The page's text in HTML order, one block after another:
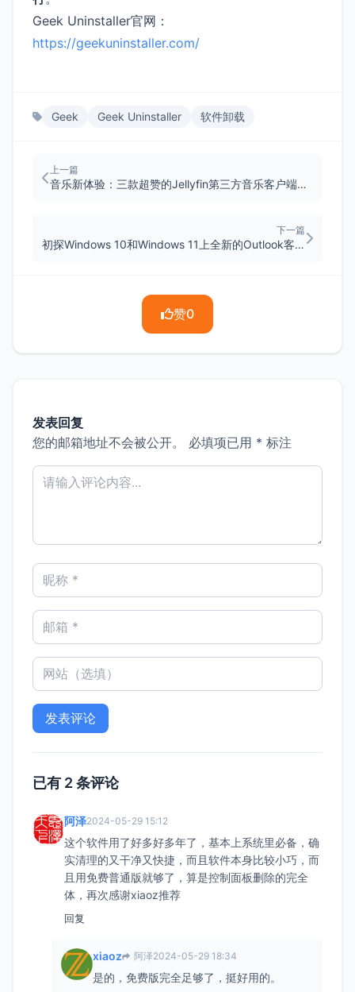
Geek Uninstaller官网：
https://geekuninstaller.com/
Geek Geek Uninstaller 软件卸载
上一篇
音乐新体验：三款超赞的Jellyfin第三方音乐客户端推荐
下一篇
初探Windows 10和Windows 11上全新的Outlook客户端
赞0
发表回复
您的邮箱地址不会被公开。
必填项已用 * 标注
已有 2 条评论
阿泽2024-05-29 15:12
这个软件用了好多好多年了，基本上系统里必备，确
实清理的又干净又快捷，而且软件本身比较小巧，而
且用免费普通版就够了，算是控制面板删除的完全
体，再次感谢xiaoz推荐
回复
xiaoz 阿泽2024-05-29 18:34
是的，免费版完全足够了，挺好用的。